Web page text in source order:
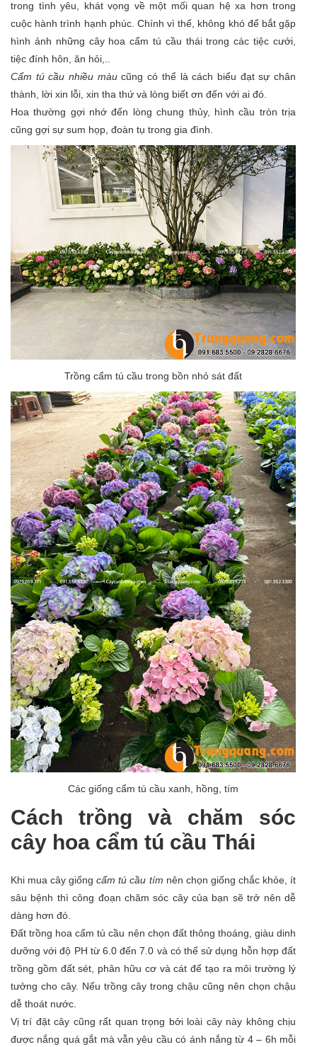
trong tình yêu, khát vọng về một mối quan hệ xa hơn trong
cuộc hành trình hạnh phúc. Chính vì thế, không khó để bắt gặp
hình ảnh những cây hoa cẩm tú cầu thái trong các tiệc cưới,
tiệc đính hôn, ăn hỏi,..
Cẩm tú cầu nhiều màucũng có thể là cách biểu đạt sự chân
thành, lời xin lỗi, xin tha thứ và lòng biết ơn đến với ai đó.
Hoa thường gợi nhớ đến lòng chung thủy, hình cầu tròn trịa
cũng gợi sự sum họp, đoàn tụ trong gia đình.
Trồng cẩm tú cầu trong bồn nhỏ sát đất
Các giống cẩm tú cầu xanh, hồng, tím
Cách trồng và chăm sóc
cây hoa cẩm tú cầu Thái
Khi mua cây giốngcẩm tú cầu tím nên chọn giống chắc khỏe, ít
sâu bệnh thì công đoạn chăm sóc cây của bạn sẽ trở nên dễ
dàng hơn đó.
Đất trồng hoa cẩm tú cầu nên chọn đất thông thoáng, giàu dinh
dưỡng với độ PH từ 6.0 đến 7.0 và có thể sử dụng hỗn hợp đất
trồng gồm đất sét, phân hữu cơ và cát để tạo ra môi trường lý
tưởng cho cây. Nếu trồng cây trong chậu cũng nên chọn chậu
dễ thoát nước.
Vị trí đặt cây cũng rất quan trọng bởi loài cây này không chịu
được nắng quá gắt mà vẫn yêu cầu có ánh nắng từ 4 – 6h mỗi